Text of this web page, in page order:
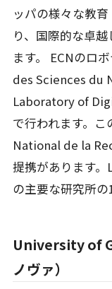
ッパの様々な教
り、国際的な卓
ます。 ECNのロ
des Sciences du
Laboratory of
で行われます。
National de la
提携があります
の主要な研究所の
University of
ノヴァ）